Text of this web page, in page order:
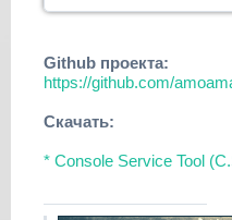
Github проекта:
https://github.com/
Скачать:
* Console Service Tool